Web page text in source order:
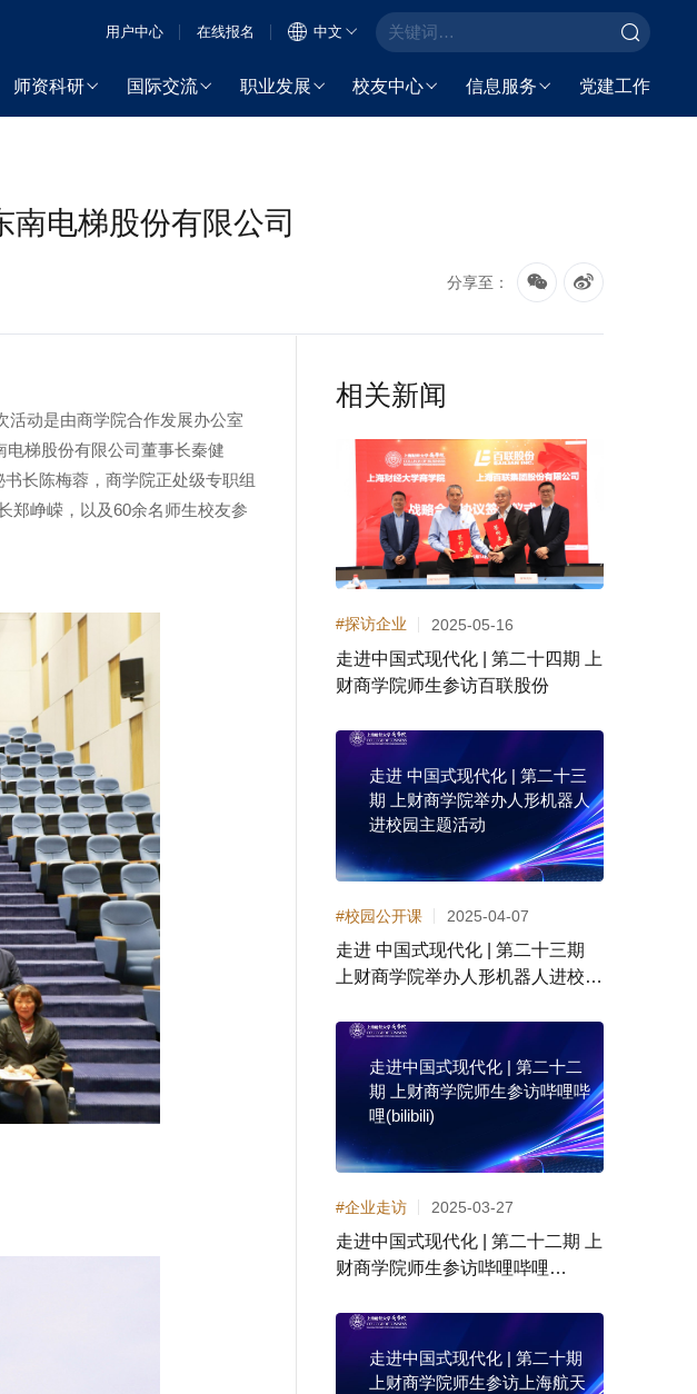
用户中心 在线报名 中文
师资科研 国际交流 职业发展 校友中心 信息服务 党建工作
电梯股份有限公司
分享至：
活动是由商学院合作发展办公室
电梯股份有限公司董事长秦健
长陈梅蓉，商学院正处级专职组
郑峥嵘，以及60余名师生校友参
相关新闻
#探访企业 2025-05-16
走进中国式现代化 | 第二十四期 上
财商学院师生参访百联股份
走进 中国式现代化 | 第二十三
期 上财商学院举办人形机器人
进校园主题活动
#校园公开课 2025-04-07
走进 中国式现代化 | 第二十三期
上财商学院举办人形机器人进校园
走进中国式现代化 | 第二十二
期 上财商学院师生参访哔哩哔
哩(bilibili)
#企业走访 2025-03-27
走进中国式现代化 | 第二十二期 上
财商学院师生参访哔哩哔哩
走进中国式现代化 | 第二十期
上财商学院师生参访上海航天